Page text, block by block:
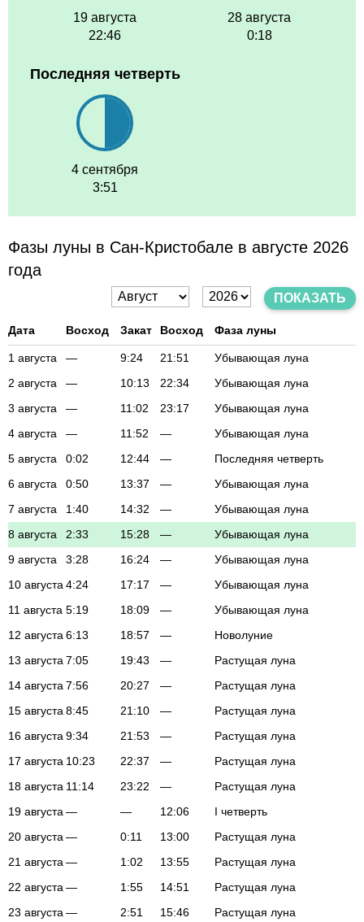
19 августа
22:46
28 августа
0:18
Последняя четверть
4 сентября
3:51
Фазы луны в Сан-Кристобале в августе 2026
года
ПОКАЗАТЬ
Дата Восход Закат Восход Фаза луны
1 августа — 9:24 21:51
Убывающая луна
2 августа
— 10:13 22:34
Убывающая луна
3 августа
— 11:02 23:17
Убывающая луна
4 августа
— 11:52 —
Убывающая луна
5 августа
0:02 12:44 —
Последняя четверть
6 августа
0:50 13:37 —
Убывающая луна
7 августа
1:40 14:32 —
Убывающая луна
8 августа
2:33 15:28 —
Убывающая луна
9 августа
3:28 16:24 —
Убывающая луна
10 августа 4:24 17:17 —
Убывающая луна
11 августа 5:19 18:09 —
Убывающая луна
12 августа 6:13 18:57 —
Новолуние
13 августа 7:05 19:43 —
Растущая луна
14 августа 7:56 20:27 —
Растущая луна
15 августа 8:45 21:10 —
Растущая луна
16 августа 9:34 21:53 —
Растущая луна
17 августа 10:23 22:37 —
Растущая луна
18 августа 11:14 23:22 —
Растущая луна
19 августа — — 12:06
I четверть
20 августа — 0:11 13:00
Растущая луна
21 августа — 1:02 13:55
Растущая луна
22 августа — 1:55 14:51
Растущая луна
23 августа — 2:51 15:46 Растущая луна